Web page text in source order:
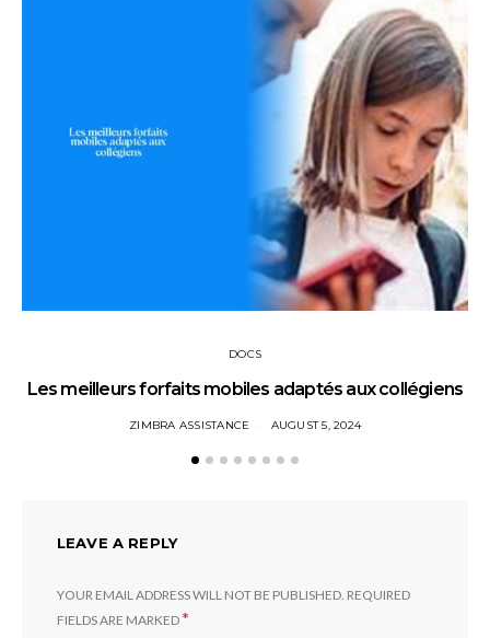
DOCS
Les meilleurs forfaits mobiles adaptés aux collégiens
ZIMBRA ASSISTANCE AUGUST 5, 2024
LEAVE A REPLY
YOUR EMAIL ADDRESS WILL NOT BE PUBLISHED. REQUIRED
FIELDS ARE MARKED*